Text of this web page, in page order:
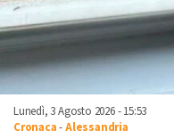
Lunedì, 3 Agosto 2026 - 15:53
Cronaca-Alessandria